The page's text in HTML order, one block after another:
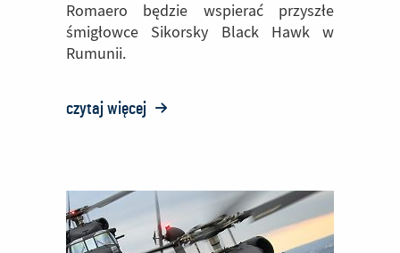
Romaero będzie wspierać przyszłe
śmigłowce Sikorsky Black Hawk w
Rumunii.
czytaj więcej o:
PZL
Mielec
dążą